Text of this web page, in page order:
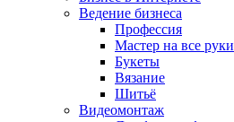
Ведение бизнеса
Профессия
Мастер на все руки
Букеты
Вязание
Шитьё
Видеомонтаж